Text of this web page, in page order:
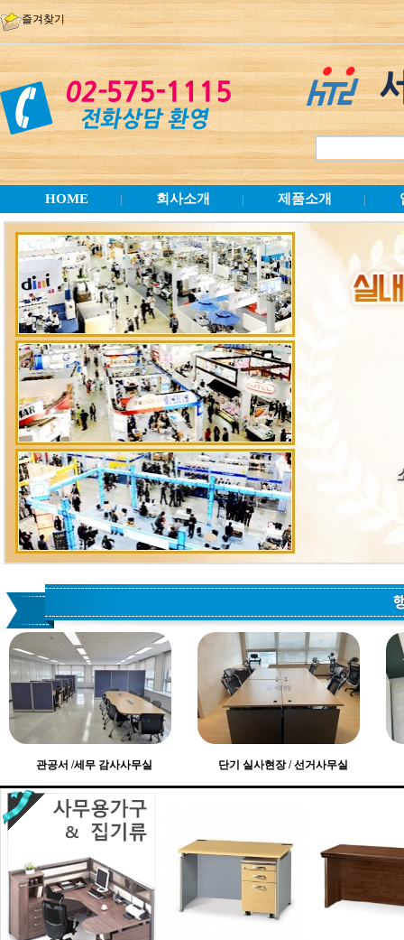
즐겨찾기
HOME 회사소개 제품소개
관공서 /세무 감사사무실 단기 실사현장 / 선거사무실